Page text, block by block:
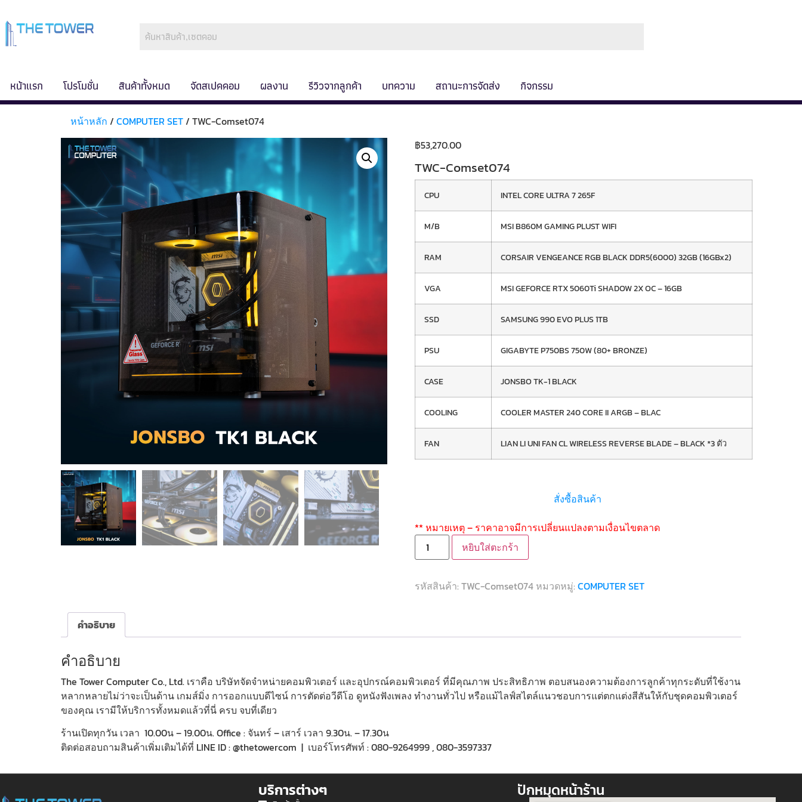
หน้าแรก โปรโมชั่น สินค้าทั้งหมด จัดสเปคคอม ผลงาน รีวิวจากลูกค้า บทความ สถานะการจัดส่ง กิจกรรม
หน้าหลัก / COMPUTER SET/ TWC-Comset074
฿53,270.00
TWC-Comset074
CPU INTEL CORE ULTRA 7 265F
M/B MSI B860M GAMING PLUST WIFI
RAM CORSAIR VENGEANCE RGB BLACK DDR5(6000) 32GB (16GBx2)
VGA MSI GEFORCE RTX 5060Ti SHADOW 2X OC – 16GB
SSD SAMSUNG 990 EVO PLUS 1TB
PSU GIGABYTE P750BS 750W (80+ BRONZE)
CASE JONSBO TK-1 BLACK
COOLING COOLER MASTER 240 CORE II ARGB – BLAC
FAN LIAN LI UNI FAN CL WIRELESS REVERSE BLADE – BLACK *3 ตัว
สั่งซื้อสินค้า
** หมายเหตุ – ราคาอาจมีการเปลี่ยนแปลงตามเงื่อนไขตลาด
หยิบใส่ตะกร้า
รหัสสินค้า: TWC-Comset074 หมวดหมู่: COMPUTER SET
คำอธิบาย
คำอธิบาย
The Tower Computer Co., Ltd. เราคือ บริษัทจัดจำหน่ายคอมพิวเตอร์ และอุปกรณ์คอมพิวเตอร์ ที่มีคุณภาพ ประสิทธิภาพ ตอบสนองความต้องการลูกค้าทุกระดับที่ใช้งาน
หลากหลายไม่ว่าจะเป็นด้าน เกมส์มิ่ง การออกแบบดีไซน์ การตัดต่อวีดีโอ ดูหนังฟังเพลง ทำงานทั่วไป หรือแม้ไลฟ์สไตล์แนวชอบการแต่ตกแต่งสีสันให้กับชุดคอมพิวเตอร์
ของคุณ เรามีให้บริการทั้งหมดแล้วที่นี่ ครบ จบที่เดียว
ร้านเปิดทุกวัน เวลา 10.00น – 19.00น. Office : จันทร์ – เสาร์ เวลา 9.30น. – 17.30น
ติดต่อสอบถามสินค้าเพิ่มเติมได้ที่ LINE ID : @thetowercom | เบอร์โทรศัพท์ : 080-9264999 , 080-3597337
บริการต่างๆ ปักหมุดหน้าร้าน